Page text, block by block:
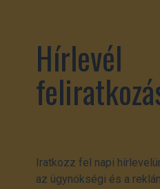
Hírlevél
Iratkozz fel napi
az ügynökségi és a